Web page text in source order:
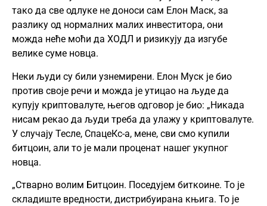
тако да све одлуке не доноси сам Елон Маск, за
разлику од нормалних малих инвеститора, они
можда неће моћи да ХОДЛ и ризикују да изгубе
велике суме новца.
Неки људи су били узнемирени. Елон Муск је био
против своје речи и можда је утицао на људе да
купују криптовалуте, његов одговор је био: „Никада
нисам рекао да људи треба да улажу у криптовалуте.
У случају Тесле, СпацеКс-а, мене, сви смо купили
битцоин, али то је мали проценат нашег укупног
новца.
„Стварно волим Битцоин. Поседујем биткоине. То је
складиште вредности, дистрибуирана књига. То је